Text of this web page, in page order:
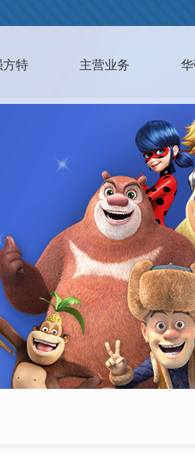
方特 主营业务